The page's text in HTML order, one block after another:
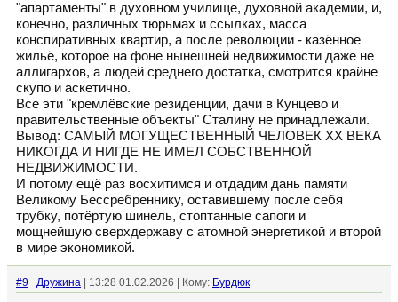
"апартаменты" в духовном училище, духовной академии, и,
конечно, различных тюрьмах и ссылках, масса
конспиративных квартир, а после революции - казённое
жильё, которое на фоне нынешней недвижимости даже не
аллигархов, а людей среднего достатка, смотрится крайне
скупо и аскетично.
Все эти "кремлёвские резиденции, дачи в Кунцево и
правительственные объекты" Сталину не принадлежали.
Вывод: САМЫЙ МОГУЩЕСТВЕННЫЙ ЧЕЛОВЕК XX ВЕКА
НИКОГДА И НИГДЕ НЕ ИМЕЛ СОБСТВЕННОЙ
НЕДВИЖИМОСТИ.
И потому ещё раз восхитимся и отдадим дань памяти
Великому Бессребреннику, оставившему после себя
трубку, потёртую шинель, стоптанные сапоги и
мощнейшую сверхдержаву с атомной энергетикой и второй
в мире экономикой.
#9 Дружина | 13:28 01.02.2026 | Кому: Бурдюк